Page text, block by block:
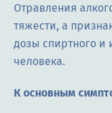
Отравления
тяжести, а
дозы спиртного и
человека.
К основным